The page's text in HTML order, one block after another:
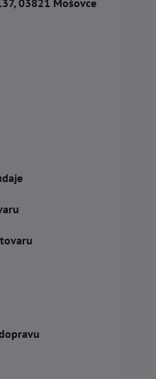
03821 Mošovce